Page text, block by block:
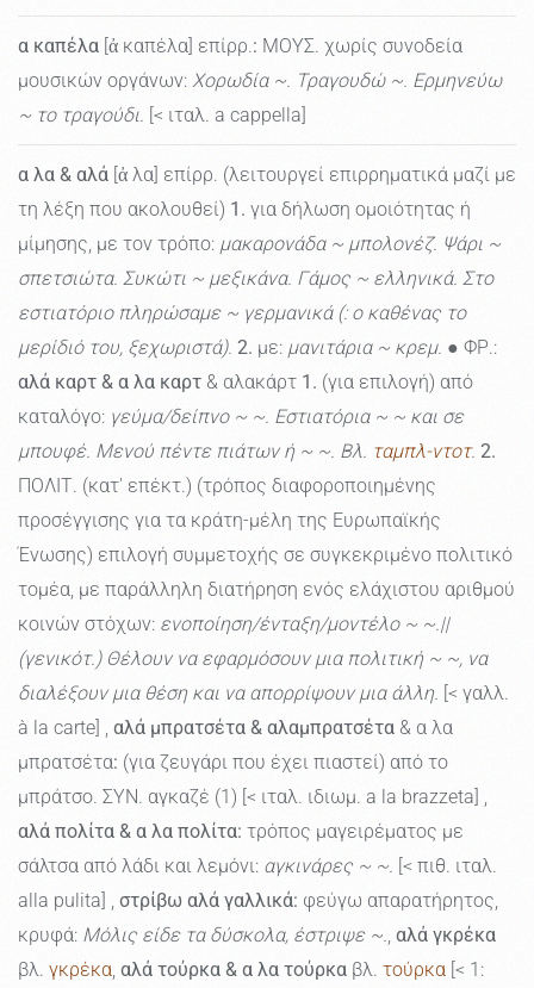
α καπέλα [ἀ καπέλα] επίρρ.: ΜΟΥΣ. χωρίς συνοδεία
μουσικών οργάνων: Χορωδία ~. Τραγουδώ ~. Ερμηνεύω
~ το τραγούδι. [< ιταλ. a cappella]
α λα & αλά [ἀ λα] επίρρ. (λειτουργεί επιρρηματικά μαζί με
τη λέξη που ακολουθεί) 1. για δήλωση ομοιότητας ή
μίμησης, με τον τρόπο: μακαρονάδα ~ μπολονέζ. Ψάρι ~
σπετσιώτα. Συκώτι ~ μεξικάνα. Γάμος ~ ελληνικά. Στο
εστιατόριο πληρώσαμε ~ γερμανικά (: ο καθένας το
μερίδιό του, ξεχωριστά). 2. με: μανιτάρια ~ κρεμ. ● ΦΡ.:
αλά καρτ & α λα καρτ & αλακάρτ 1. (για επιλογή) από
καταλόγο: γεύμα/δείπνο ~ ~. Εστιατόρια ~ ~ και σε
μπουφέ. Μενού πέντε πιάτων ή ~ ~. Βλ. ταμπλ-ντοτ. 2.
ΠΟΛΙΤ. (κατ' επέκτ.) (τρόπος διαφοροποιημένης
προσέγγισης για τα κράτη-μέλη της Ευρωπαϊκής
Ένωσης) επιλογή συμμετοχής σε συγκεκριμένο πολιτικό
τομέα, με παράλληλη διατήρηση ενός ελάχιστου αριθμού
κοινών στόχων: ενοποίηση/ένταξη/μοντέλο ~ ~.||
(γενικότ.) Θέλουν να εφαρμόσουν μια πολιτική ~ ~, να
διαλέξουν μια θέση και να απορρίψουν μια άλλη. [< γαλλ.
à la carte] , αλά μπρατσέτα & αλαμπρατσέτα & α λα
μπρατσέτα: (για ζευγάρι που έχει πιαστεί) από το
μπράτσο. ΣΥΝ. αγκαζέ (1) [< ιταλ. ιδιωμ. a la brazzeta] ,
αλά πολίτα & α λα πολίτα: τρόπος μαγειρέματος με
σάλτσα από λάδι και λεμόνι: αγκινάρες ~ ~. [< πιθ. ιταλ.
alla pulita] , στρίβω αλά γαλλικά: φεύγω απαρατήρητος,
κρυφά: Μόλις είδε τα δύσκολα, έστριψε ~., αλά γκρέκα
βλ. γκρέκα, αλά τούρκα & α λα τούρκα βλ. τούρκα [< 1: